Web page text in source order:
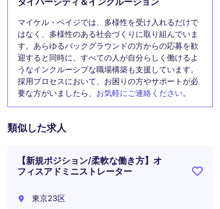
マイケル・ペイジでは、多様性を受け入れるだけで
はなく、多様性のある社会づくりに取り組んでいま
す。あらゆるバックグラウンドの方からの応募を歓
迎すると同時に、すべての人が自分らしく働けるよ
うなインクルーシブな職場構築も支援しています。
採用プロセスにおいて、お困りの方やサポートが必
要な方がいましたら、 お気軽にご連絡ください。
類似した求人
【新規ポジション/柔軟な働き方】オ
フィスアドミニストレーター
東京23区